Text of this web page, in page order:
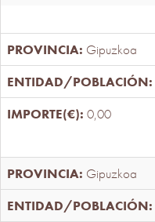
Gipuzkoa
0,00
Gipuzkoa